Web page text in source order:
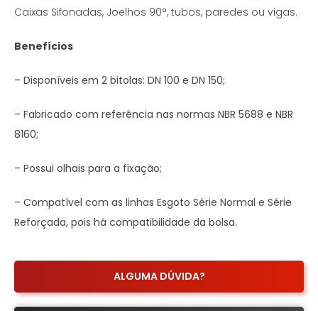
Caixas Sifonadas, Joelhos 90°, tubos, paredes ou vigas.
Benefícios
– Disponíveis em 2 bitolas: DN 100 e DN 150;
– Fabricado com referência nas normas NBR 5688 e NBR
8160;
– Possui olhais para a fixação;
– Compatível com as linhas Esgoto Série Normal e Série
Reforçada, pois há compatibilidade da bolsa.
ALGUMA DÚVIDA?